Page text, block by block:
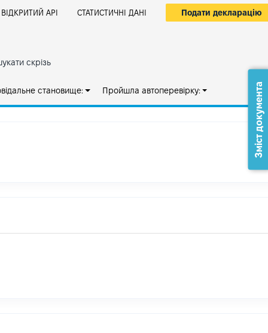
ВІДКРИТИЙ АРІ СТАТИСТИЧНІ ДАНІ Подати декларацію
скрізь
становище: Пройшла автоперевірку: Зміст документа